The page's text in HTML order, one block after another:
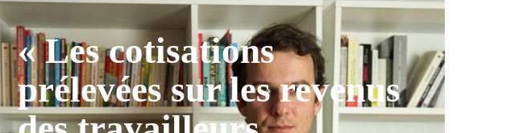
« Les cotisations
prélevées sur les revenus